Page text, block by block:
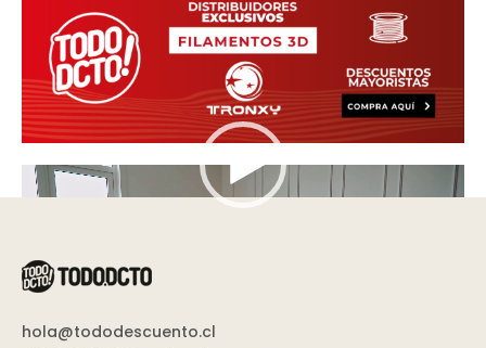
Reproductor
de
hola@tododescuento.cl